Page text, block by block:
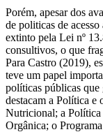
Porém, apesar dos
de politicas de
extinto pela Lei nº
consultivos, o que
Para Castro (2019),
teve um papel
políticas públicas
destacam a Política e
Nutricional; a
Orgânica; o